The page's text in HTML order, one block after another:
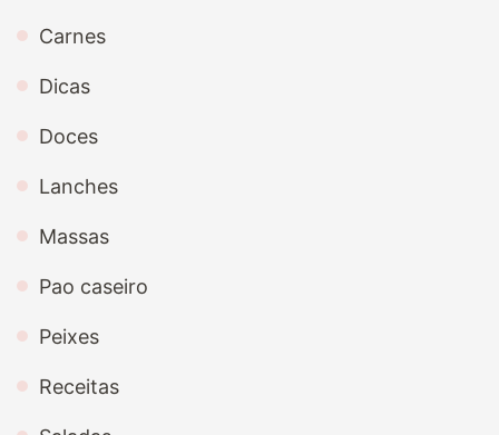
Carnes
Dicas
Doces
Lanches
Massas
Pao caseiro
Peixes
Receitas